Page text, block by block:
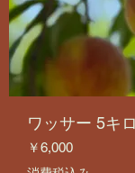
ワッサー 5キ
価格
￥6,000